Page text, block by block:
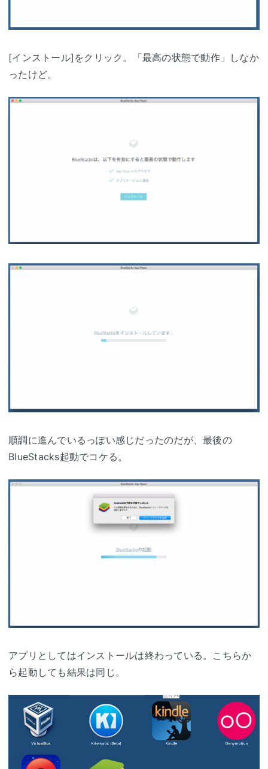
[インストール]をクリック。「最高の状態で動作」しなか
ったけど。
順調に進んでいるっぽい感じだったのだが、最後の
BlueStacks起動でコケる。
アプリとしてはインストールは終わっている。こちらか
ら起動しても結果は同じ。